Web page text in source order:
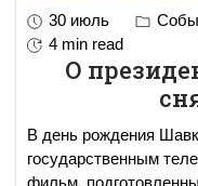
30 июль
4 min read
О
В день рождения
государственным